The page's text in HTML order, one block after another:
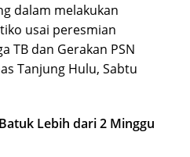
dalam melakukan
usai peresmian
TB dan Gerakan PSN
Tanjung Hulu, Sabtu
Lebih dari 2 Minggu